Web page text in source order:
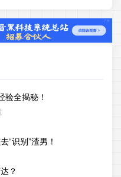
验全揭秘！
“识别”渣男！
？